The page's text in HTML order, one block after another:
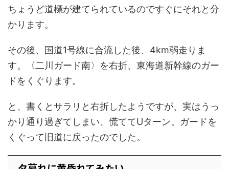
ちょうど道標が建てられているのですぐにそれと分
かります。
その後、国道1号線に合流した後、4km弱走りま
す。〈二川ガード南〉を右折、東海道新幹線のガー
ドをくぐります。
と、書くとサラリと右折したようですが、実はうっ
かり通り過ぎてしまい、慌ててUターン。ガードを
くぐって旧道に戻ったのでした。